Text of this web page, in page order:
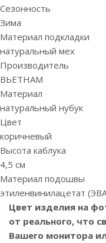
Сезонность
Зима
Материал подкладки
натуральный мех
Производитель
ВЬЕТНАМ
Материал
натуральный нубук
Цвет
коричневый
Высота каблука
4,5 см
Материал подошвы
этиленвинилацетат
Цвет изделия на
от реального, что
Вашего монитора